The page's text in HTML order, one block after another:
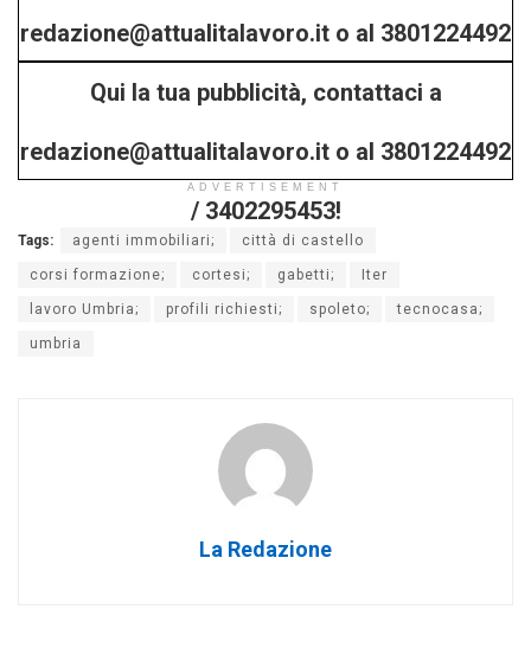
redazione@attualitalavoro.it o al 3801224492
/ 3402295453!
Qui la tua pubblicità, contattaci a
redazione@attualitalavoro.it o al 3801224492
/ 3402295453!
ADVERTISEMENT
Tags: agenti immobiliari; città di castello
corsi formazione; cortesi; gabetti; Iter
lavoro Umbria; profili richiesti; spoleto; tecnocasa;
umbria
La Redazione